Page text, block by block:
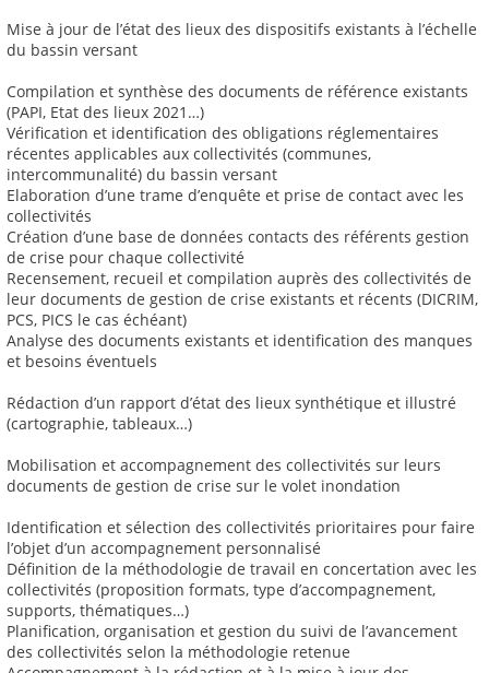
Mise à jour de l’état des lieux des dispositifs existants à l’échelle
du bassin versant
Compilation et synthèse des documents de référence existants
(PAPI, Etat des lieux 2021…)
Vérification et identification des obligations réglementaires
récentes applicables aux collectivités (communes,
intercommunalité) du bassin versant
Elaboration d’une trame d’enquête et prise de contact avec les
collectivités
Création d’une base de données contacts des référents gestion
de crise pour chaque collectivité
Recensement, recueil et compilation auprès des collectivités de
leur documents de gestion de crise existants et récents (DICRIM,
PCS, PICS le cas échéant)
Analyse des documents existants et identification des manques
et besoins éventuels
Rédaction d’un rapport d’état des lieux synthétique et illustré
(cartographie, tableaux…)
Mobilisation et accompagnement des collectivités sur leurs
documents de gestion de crise sur le volet inondation
Identification et sélection des collectivités prioritaires pour faire
l’objet d’un accompagnement personnalisé
Définition de la méthodologie de travail en concertation avec les
collectivités (proposition formats, type d’accompagnement,
supports, thématiques…)
Planification, organisation et gestion du suivi de l’avancement
des collectivités selon la méthodologie retenue